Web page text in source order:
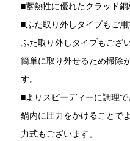
■蓄熱性に優れたクラッド銅
■ふた取り外しタイプもご用
ふた取り外しタイプもござ
簡単に取り外せるため掃除
す。
■よりスピーディーに調理で
鍋内に圧力をかけることで
力式もございます。